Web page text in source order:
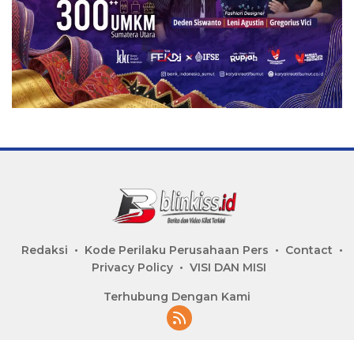
Redaksi Kode Perilaku Perusahaan Pers
Contact
Privacy Policy
VISI DAN MISI
Terhubung Dengan Kami